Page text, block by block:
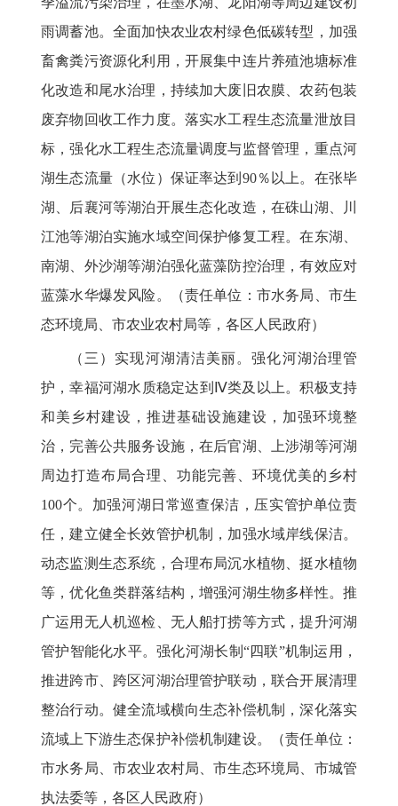
雨调蓄池。全面加快农业农村绿色低碳转型，加强
畜禽粪污资源化利用，开展集中连片养殖池塘标准
化改造和尾水治理，持续加大废旧农膜、农药包装
废弃物回收工作力度。落实水工程生态流量泄放目
标，强化水工程生态流量调度与监督管理，重点河
湖生态流量（水位）保证率达到90％以上。在张毕
湖、后襄河等湖泊开展生态化改造，在硃山湖、川
江池等湖泊实施水域空间保护修复工程。在东湖、
南湖、外沙湖等湖泊强化蓝藻防控治理，有效应对
蓝藻水华爆发风险。（责任单位：市水务局、市生
态环境局、市农业农村局等，各区人民政府）
（三）实现河湖清洁美丽。强化河湖治理管
护，幸福河湖水质稳定达到Ⅳ类及以上。积极支持
和美乡村建设，推进基础设施建设，加强环境整
治，完善公共服务设施，在后官湖、上涉湖等河湖
周边打造布局合理、功能完善、环境优美的乡村
100个。加强河湖日常巡查保洁，压实管护单位责
任，建立健全长效管护机制，加强水域岸线保洁。
动态监测生态系统，合理布局沉水植物、挺水植物
等，优化鱼类群落结构，增强河湖生物多样性。推
广运用无人机巡检、无人船打捞等方式，提升河湖
管护智能化水平。强化河湖长制“四联”机制运用，
推进跨市、跨区河湖治理管护联动，联合开展清理
整治行动。健全流域横向生态补偿机制，深化落实
流域上下游生态保护补偿机制建设。（责任单位：
市水务局、市农业农村局、市生态环境局、市城管
执法委等，各区人民政府）